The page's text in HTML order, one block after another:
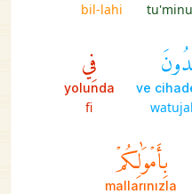
bil-lahi
ve
فِي
yolunda
fi
بِأَمۡوَٰلِكُمۡ
mallarınızla